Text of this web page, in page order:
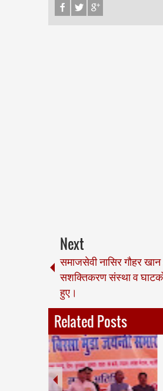
Next
समाजसेवी नासिर गौहर
सशक्तिकरण संस्था व
हुए।
Related Posts